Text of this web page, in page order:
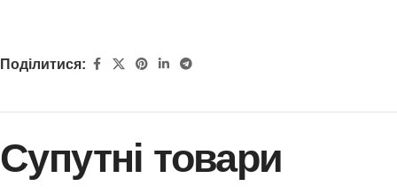
Поділитися:
Супутні товари